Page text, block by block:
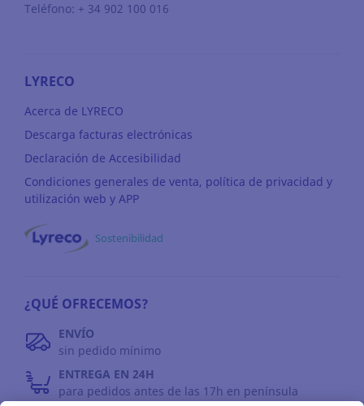
Teléfono: + 34 902 100 016
LYRECO
Acerca de LYRECO
Descarga facturas electrónicas
Declaración de Accesibilidad
Condiciones generales de venta, política de privacidad y
utilización web y APP
Sostenibilidad
¿QUÉ OFRECEMOS?
ENVÍO
sin pedido mínimo
ENTREGA EN 24H
para pedidos antes de las 17h en península